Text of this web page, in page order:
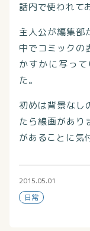
話内で使われて
主人公が編集部
中でコミックの
かすかに写っ
た。
初めは背景なし
たら線画があり
があることに気
2015.05.01
日常